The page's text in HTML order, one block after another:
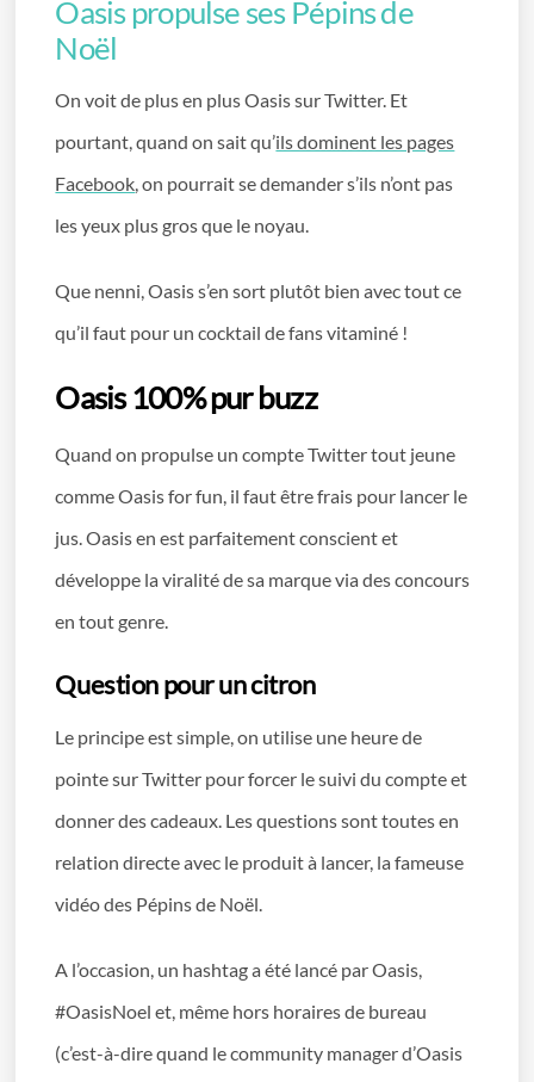
Oasis propulse ses Pépins de
Noël
On voit de plus en plus Oasis sur Twitter. Et
pourtant, quand on sait qu’ils dominent les pages
Facebook , on pourrait se demander s’ils n’ont pas
les yeux plus gros que le noyau.
Que nenni, Oasis s’en sort plutôt bien avec tout ce
qu’il faut pour un cocktail de fans vitaminé !
Oasis 100% pur buzz
Quand on propulse un compte Twitter tout jeune
comme Oasis for fun, il faut être frais pour lancer le
jus. Oasis en est parfaitement conscient et
développe la viralité de sa marque via des concours
en tout genre.
Question pour un citron
Le principe est simple, on utilise une heure de
pointe sur Twitter pour forcer le suivi du compte et
donner des cadeaux. Les questions sont toutes en
relation directe avec le produit à lancer, la fameuse
vidéo des Pépins de Noël.
A l’occasion, un hashtag a été lancé par Oasis,
#OasisNoel et, même hors horaires de bureau
(c’est-à-dire quand le community manager d’Oasis